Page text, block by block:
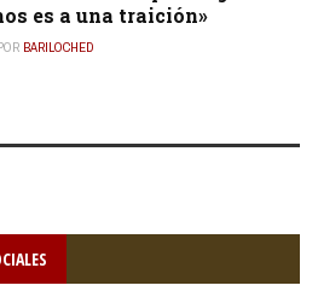
es a una traición»
BARILOCHED